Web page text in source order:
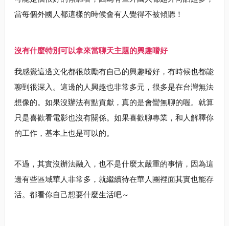
當每個外國人都這樣的時候會有人覺得不被傾聽！
沒有什麼特別可以拿來當聊天主題的興趣嗜好
我感覺這邊文化都很鼓勵有自己的興趣嗜好，有時候也都能
聊到很深入。這邊的人興趣也非常多元，很多是在台灣無法
想像的。如果沒辦法有點貢獻，真的是會蠻無聊的喔。就算
只是喜歡看電影也沒有關係。如果喜歡聊專業，和人解釋你
的工作，基本上也是可以的。
不過，其實沒辦法融入，也不是什麼太嚴重的事情，因為這
邊有些區域華人非常多，就繼續待在華人團裡面其實也能存
活。都看你自己想要什麼生活吧～